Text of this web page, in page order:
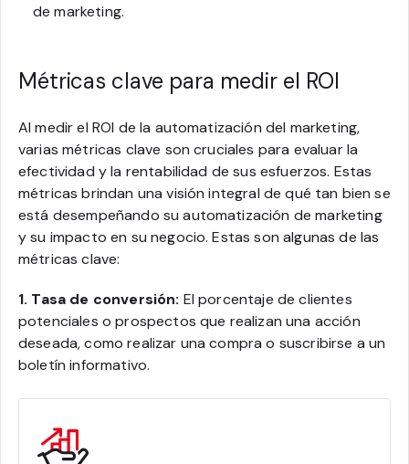
de marketing.
Métricas clave para medir el ROI
Al medir el ROI de la automatización del marketing,
varias métricas clave son cruciales para evaluar la
efectividad y la rentabilidad de sus esfuerzos. Estas
métricas brindan una visión integral de qué tan bien se
está desempeñando su automatización de marketing
y su impacto en su negocio. Estas son algunas de las
métricas clave:
1. Tasa de conversión: El porcentaje de clientes
potenciales o prospectos que realizan una acción
deseada, como realizar una compra o suscribirse a un
boletín informativo.